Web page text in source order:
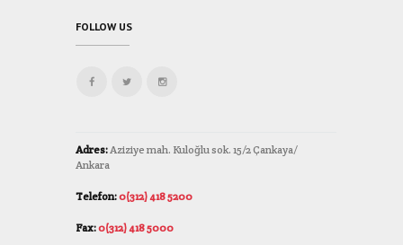
FOLLOW US
Adres:Aziziye mah. Kuloğlu sok. 15/2 Çankaya/
Ankara
Telefon:0(312) 418 5200
Fax:0(312) 418 5000